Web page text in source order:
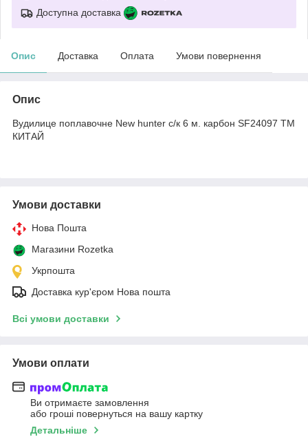
Доступна доставка
Опис Доставка Оплата Умови повернення
Опис
Вудилице поплавочне New hunter с/к 6 м. карбон SF24097 ТМ
КИТАЙ
Умови доставки
Нова Пошта
Магазини Rozetka
Укрпошта
Доставка кур'єром Нова пошта
Всі умови доставки
Умови оплати
Ви отримаєте замовлення
або гроші повернуться на вашу картку
Детальніше